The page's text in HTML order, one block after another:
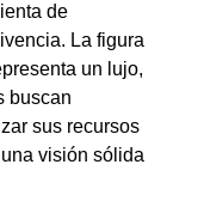
de
La figura
un lujo,
buscan
sus recursos
visión sólida